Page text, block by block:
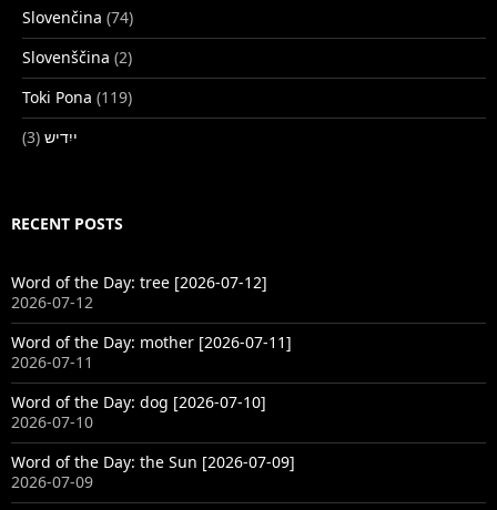
Slovenčina (74)
Slovenščina (2)
Toki Pona (119)
ייִדיש (3)
RECENT POSTS
Word of the Day: tree [2026-07-12]
2026-07-12
Word of the Day: mother [2026-07-11]
2026-07-11
Word of the Day: dog [2026-07-10]
2026-07-10
Word of the Day: the Sun [2026-07-09]
2026-07-09